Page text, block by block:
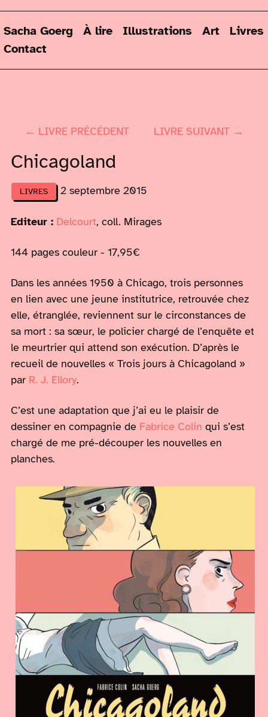
Sacha Goerg À lire Illustrations Art
Livres
Contact
← LIVRE PRÉCÉDENT LIVRE SUIVANT →
Chicagoland
LIVRES 2 septembre 2015
Editeur : Delcourt, coll. Mirages
144 pages couleur - 17,95€
Dans les années 1950 à Chicago, trois personnes
en lien avec une jeune institutrice, retrouvée chez
elle, étranglée, reviennent sur le circonstances de
sa mort : sa sœur, le policier chargé de l’enquête et
le meurtrier qui attend son exécution. D’après le
recueil de nouvelles « Trois jours à Chicagoland »
par R. J. Ellory.
C’est une adaptation que j’ai eu le plaisir de
dessiner en compagnie de Fabrice Colin qui s’est
chargé de me pré-découper les nouvelles en
planches.